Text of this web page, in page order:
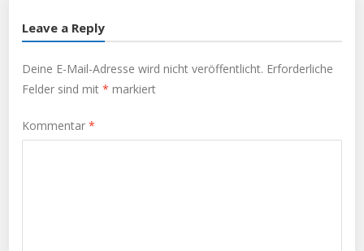
Leave a Reply
Deine E-Mail-Adresse wird nicht veröffentlicht. Erforderliche
Felder sind mit* markiert
Kommentar*